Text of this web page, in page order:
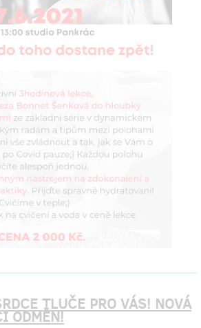
TLUČE PRO VÁS! NOVÁ
ODMĚN!